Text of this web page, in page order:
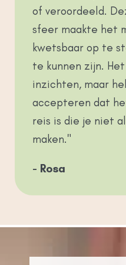
of veroordeeld.
sfeer maakte het
kwetsbaar op te
te kunnen zijn.
inzichten, maar
accepteren dat
reis is die je niet
maken."
- Rosa